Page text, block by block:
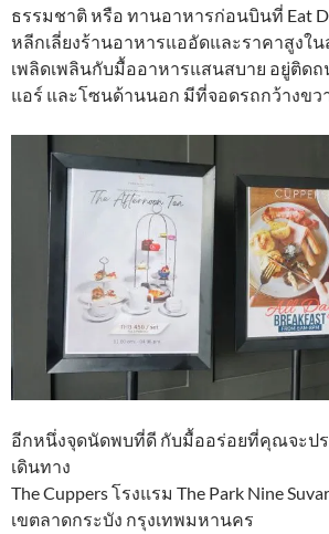
ธรรมชาติ หรือ ทานอาหารก่อนบินที่ Eat
หลีกเลี่ยงร้านอาหารแออัดและราคาสูงใ
เพลิดเพลินกับมื้ออาหารแสนสบาย อยู่ติด
แอร์ และโซนด้านนอก มีที่จอดรถกว้างขว
อีกหนึ่งจุดนัดพบที่ดี กับมื้ออร่อยที่คุณจะปร
เดินทาง
The Cuppers โรงแรม The Park Nine
เขตลาดกระบัง กรุงเทพมหานคร